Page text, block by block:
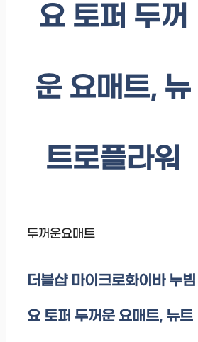
요 토퍼 두꺼
운 요매트, 뉴
트로플라워
두꺼운요매트
더블샵 마이크로화이바 누빔
요 토퍼 두꺼운 요매트, 뉴트